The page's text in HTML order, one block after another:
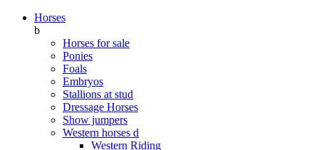
Horses
b
Horses for sale
Ponies
Foals
Embryos
Stallions at stud
Dressage Horses
Show jumpers
Western horses d
Western Riding